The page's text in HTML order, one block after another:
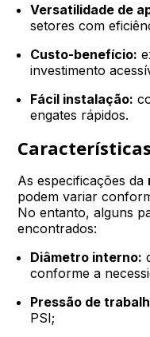
Versatilidade de
setores com
Custo-benefício:
investimento
Fácil instalação:
engates rápidos.
As especificações da
podem variar
No entanto, alguns
encontrados:
Diâmetro interno:
conforme a
Pressão de
PSI;